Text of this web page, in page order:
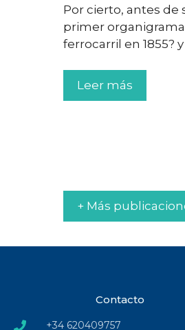
Por cierto, antes de
primer
ferrocarril en 1855?
Leer más
+ Más
Contacto
+34 620409757